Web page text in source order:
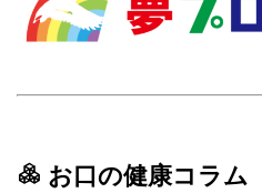
お口の健康コラム